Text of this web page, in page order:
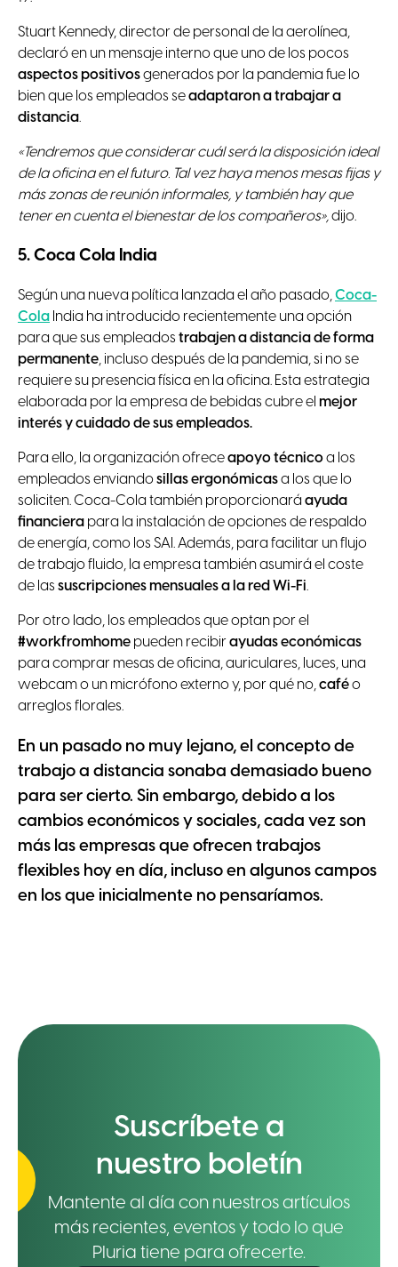
Stuart Kennedy, director de personal de la aerolínea,
declaró en un mensaje interno que uno de los pocos
aspectos positivosgenerados por la pandemia fue lo
bien que los empleados seadaptaron a trabajar a
distancia.
«Tendremos que considerar cuál será la disposición ideal
de la oficina en el futuro. Tal vez haya menos mesas fijas y
más zonas de reunión informales, y también hay que
tener en cuenta el bienestar de los compañeros»,dijo.
5. Coca Cola India
Según una nueva política lanzada el año pasado,Coca-
Cola India ha introducido recientemente una opción
para que sus empleados trabajen a distancia de forma
permanente, incluso después de la pandemia, si no se
requiere su presencia física en la oficina. Esta estrategia
elaborada por la empresa de bebidas cubre el mejor
interés y cuidado de sus empleados.
Para ello, la organización ofreceapoyo técnicoa los
empleados enviandosillas ergonómicasa los que lo
soliciten. Coca-Cola también proporcionará ayuda
financiera para la instalación de opciones de respaldo
de energía, como los SAI. Además, para facilitar un flujo
de trabajo fluido, la empresa también asumirá el coste
de las suscripciones mensuales a la red Wi-Fi.
Por otro lado, los empleados que optan por el
#workfromhome pueden recibirayudas económicas
para comprar mesas de oficina, auriculares, luces, una
webcam o un micrófono externo y, por qué no,caféo
arreglos florales.
En un pasado no muy lejano, el concepto de
trabajo a distancia sonaba demasiado bueno
para ser cierto. Sin embargo, debido a los
cambios económicos y sociales, cada vez son
más las empresas que ofrecen trabajos
flexibles hoy en día, incluso en algunos campos
en los que inicialmente no pensaríamos.
Suscríbete a
nuestro boletín
Mantente al día con nuestros artículos
más recientes, eventos y todo lo que
Pluria tiene para ofrecerte.